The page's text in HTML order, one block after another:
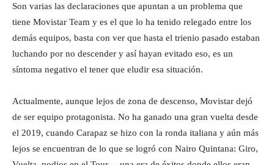
Son varias las declaraciones que apuntan a un problema que
tiene Movistar Team y es el que lo ha tenido relegado entre los
demás equipos, basta con ver que hasta el trienio pasado estaban
luchando por no descender y así hayan evitado eso, es un
síntoma negativo el tener que eludir esa situación.
Actualmente, aunque lejos de zona de descenso, Movistar dejó
de ser equipo protagonista. No ha ganado una gran vuelta desde
el 2019, cuando Carapaz se hizo con la ronda italiana y aún más
lejos se encuentran de lo que se logró con Nairo Quintana: Giro,